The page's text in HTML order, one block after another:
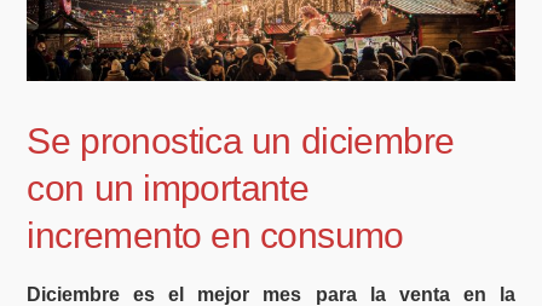
Se pronostica un diciembre
con un importante
incremento en consumo
Diciembre es el mejor mes para la venta en la